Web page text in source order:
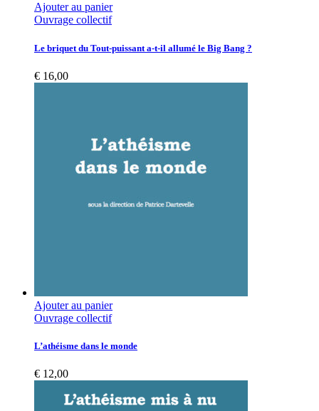
Ajouter au panier
Ouvrage collectif
Le briquet du Tout-puissant a-t-il allumé le Big Bang ?
€ 16,00
Ajouter au panier
Ouvrage collectif
L’athéisme dans le monde
€ 12,00